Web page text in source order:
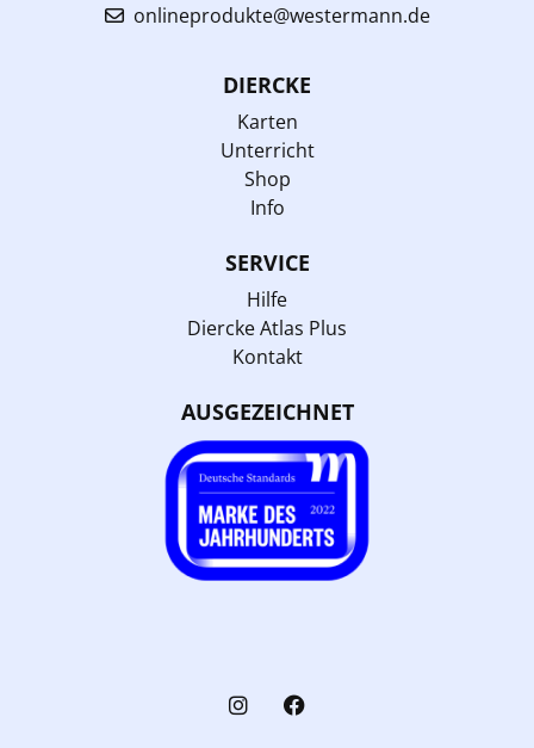
onlineprodukte@westermann.de
DIERCKE
Karten
Unterricht
Shop
Info
SERVICE
Hilfe
Diercke Atlas Plus
Kontakt
AUSGEZEICHNET